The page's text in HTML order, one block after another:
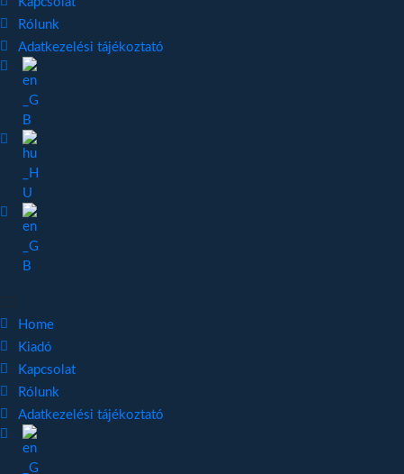
Rólunk
Adatkezelési tájékoztató
Home
Kiadó
Kapcsolat
Rólunk
Adatkezelési tájékoztató